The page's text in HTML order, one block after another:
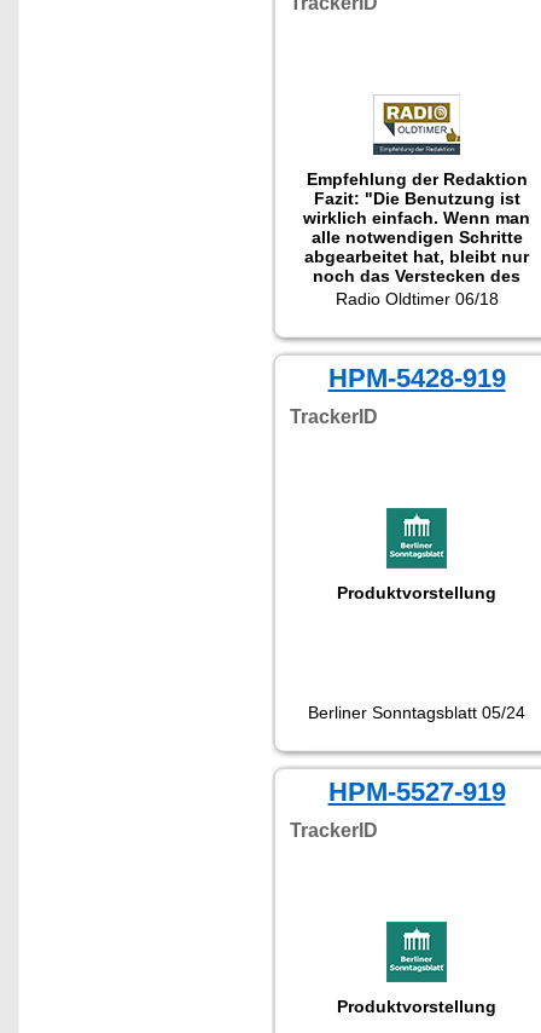
Empfehlung der Redaktion
Fazit: "Die Benutzung ist
wirklich einfach. Wenn man
alle notwendigen Schritte
abgearbeitet hat, bleibt nur
noch das Verstecken des
kleinen Gerätes in dem
Spurensuche steht nichts
mehr im Wege. Dadurch
gewinnt man eine Sicherheit,
die ihres gleichen sucht."
Getestet wurde NX-4419.
Radio Oldtimer 06/18
HPM-5428-919
TrackerID
Produktvorstellung
Berliner Sonntagsblatt 05/24
HPM-5527-919
TrackerID
Produktvorstellung